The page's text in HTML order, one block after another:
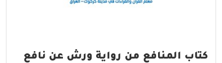
كتاب المنافع من رواية ورش عن نافع